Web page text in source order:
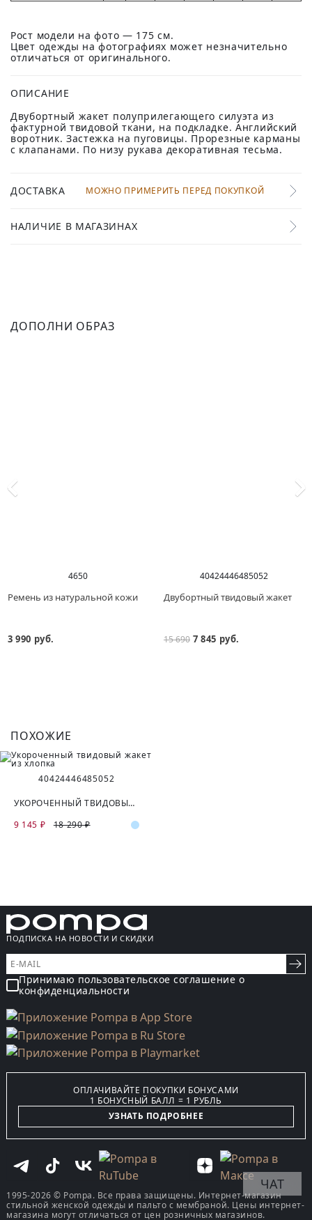
Рост модели на фото — 175 см.
Цвет одежды на фотографиях может незначительно
отличаться от оригинального.
ОПИСАНИЕ
Двубортный жакет полуприлегающего силуэта из
фактурной твидовой ткани, на подкладке. Английский
воротник. Застежка на пуговицы. Прорезные карманы
с клапанами. По низу рукава декоративная тесьма.
ДОСТАВКА МОЖНО ПРИМЕРИТЬ ПЕРЕД ПОКУПКОЙ
НАЛИЧИЕ В МАГАЗИНАХ
ДОПОЛНИ ОБРАЗ
4650
Ремень из натуральной кожи
3 990 руб.
40424446485052
Двубортный твидовый жакет
15 690 7 845 руб.
ПОХОЖИЕ
40424446485052
УКОРОЧЕННЫЙ ТВИДОВЫЙ ЖАКЕТ ИЗ ХЛОПКА
9 145 ₽
18 290 ₽
ПОДПИСКА НА НОВОСТИ И СКИДКИ
Принимаю пользовательское соглашение о
конфиденциальности
ОПЛАЧИВАЙТЕ ПОКУПКИ БОНУСАМИ
1 БОНУСНЫЙ БАЛЛ = 1 РУБЛЬ
УЗНАТЬ ПОДРОБНЕЕ
1995-2026 © Pompa. Все права защищены. Интернет-магазин
стильной женской одежды и пальто с мембраной. Цены интернет-
магазина могут отличаться от цен розничных магазинов.
ЧАТ